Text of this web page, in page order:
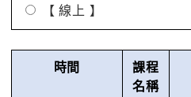
【 線上 】
時間
課程
名稱